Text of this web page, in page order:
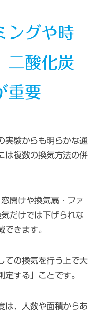
ングや時
二酸化炭
重要
実験からも明らかな通
は複数の換気方法の併
開けや換気扇・ファ
だけでは下げられな
できます。
ての換気を行う上で大
する」ことです。
は、人数や面積からあ